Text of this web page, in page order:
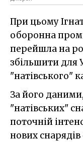
При цьому
оборонна
перейшла на
збільшити для
"натівського"
За його
"натівських"
поточній
нових снарядів